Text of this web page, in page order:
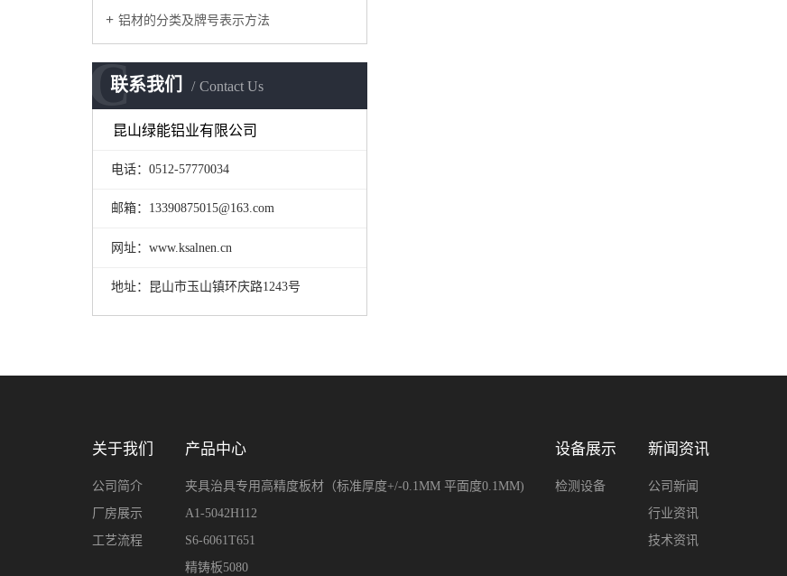
铝材的分类及牌号表示方法
联系我们 Contact Us
C
昆山绿能铝业有限公司
电话：0512-57770034
邮箱：13390875015@163.com
网址：www.ksalnen.cn
地址：昆山市玉山镇环庆路1243号
关于我们
公司简介
厂房展示
工艺流程
产品中心
夹具治具专用高精度板材（标准厚度+/-0.1MM 平面度0.1MM)
A1-5042H112
S6-6061T651
精铸板5080
设备展示
检测设备
新闻资讯
公司新闻
行业资讯
技术资讯